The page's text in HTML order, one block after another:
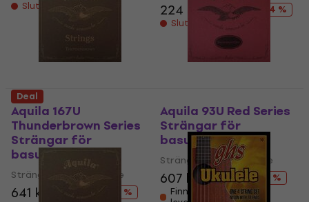
Slut i lager 224 kr 259 kr
- 14 %
Slut i lager
Aquila 167U
Thunderbrown Series
Strängar för
basukulele
Strängar för basukulele
641 kr 769 kr
- 17 %
Aquila 93U Red Series
Strängar för
basukulele
Strängar för basukulele
607 kr719 kr
- 16 %
Finns i lager hos
Deal